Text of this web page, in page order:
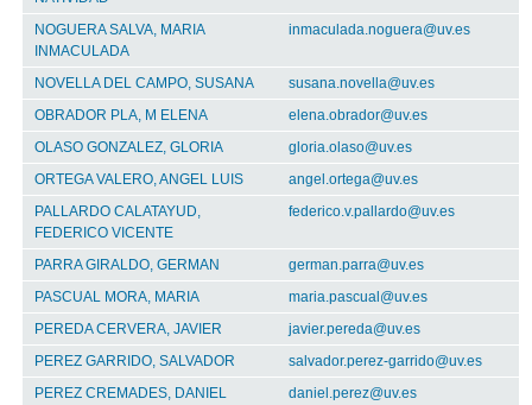
NOGUERA SALVA, MARIA
INMACULADA
inmaculada.noguera@uv.es
NOVELLA DEL CAMPO, SUSANA
susana.novella@uv.es
OBRADOR PLA, M ELENA
elena.obrador@uv.es
OLASO GONZALEZ, GLORIA
gloria.olaso@uv.es
ORTEGA VALERO, ANGEL LUIS
angel.ortega@uv.es
PALLARDO CALATAYUD,
FEDERICO VICENTE
federico.v.pallardo@uv.es
PARRA GIRALDO, GERMAN
german.parra@uv.es
PASCUAL MORA, MARIA
maria.pascual@uv.es
PEREDA CERVERA, JAVIER
javier.pereda@uv.es
PEREZ GARRIDO, SALVADOR
salvador.perez-garrido@uv.es
PEREZ CREMADES, DANIEL
daniel.perez@uv.es